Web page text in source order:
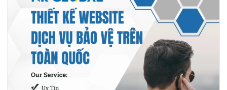
height="1280" mp4="https://nrglobal.vn/wp-
content/uploads/2026/04/clipsave.net-
1776843523366.mp4" autoplay="true" muted="true"]
[/video]…